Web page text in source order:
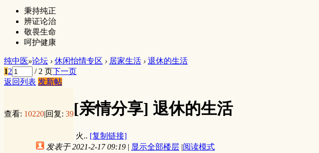
秉持纯正
辨证论治
敬畏生命
呵护健康
纯中医»论坛 › 休闲怡情专区 › 居家生活 › 退休的生活
12 / 2 页下一页
返回列表 发新帖
查看: 10220|回复: 39[亲情分享] 退休的生活
火.. [复制链接]
发表于 2021-2-17 09:19 | 显示全部楼层 |阅读模式